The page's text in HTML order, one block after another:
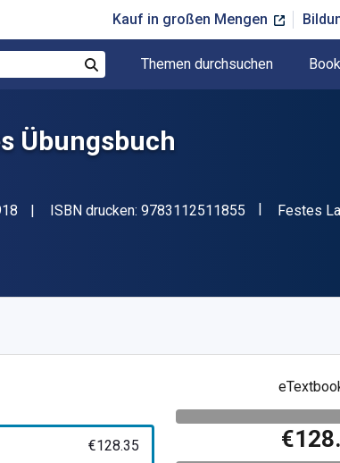
Kauf in großen Mengen
Themen durchsuchen
Übungsbuch
ISBN drucken: 9783112511855 "ISBN-13
Format
Festes
€128.35